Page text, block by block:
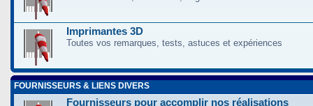
Imprimantes 3D
Toutes vos remarques, tests, astuces et expériences
FOURNISSEURS & LIENS DIVERS
Fournisseurs pour accomplir nos réalisations